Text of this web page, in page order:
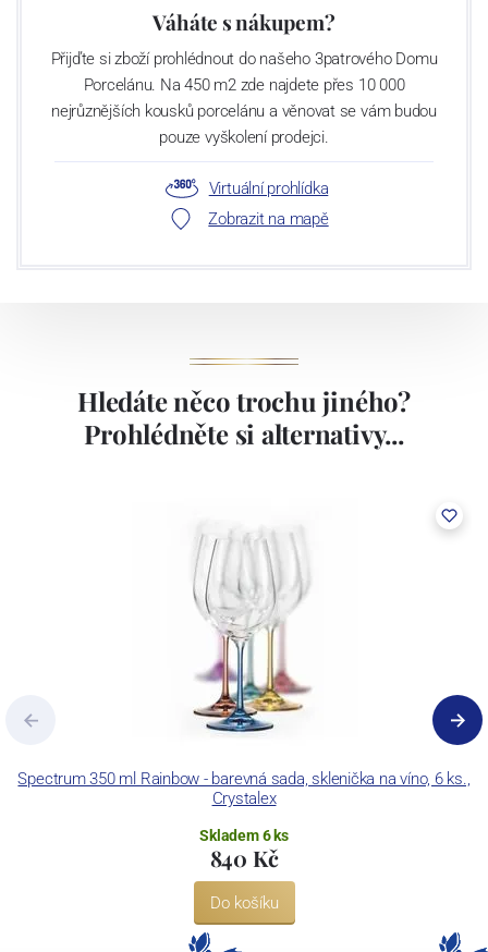
současnosti světelská sklárna provozuje 5 tavících agregátů s
denní kapacitou utavení 145 tun skloviny, což představuje asi 55
milionů kusů strojně foukaných sklenic a odlivek a 11 milionu kusů
dárkových předmětů ročně. V uplynulých letech firma výrazně
investovala do moderních výrobních technologií, nyní provozuje tři
vysoce výkonné linky na výrobu nápojového skla s denní kapacitou
kolem 150 tisíc kusů výrobků. Linky jsou vybaveny
nejmodernějšími prohlížečkami, které zaručují stabilní a vysokou
kvalitu našich produktů.
Váháte s nákupem?
Přijďte si zboží prohlédnout do našeho 3patrového Domu
Porcelánu. Na 450 m2 zde najdete přes 10 000
nejrůznějších kousků porcelánu a věnovat se vám budou
pouze vyškolení prodejci.
Virtuální prohlídka
Zobrazit na mapě
Hledáte něco trochu jiného?
Prohlédněte si alternativy...
Spectrum 350 ml Rainbow - barevná sada, sklenička na víno, 6 ks.,
Crystalex
Skladem 6 ks
840 Kč
Do košíku